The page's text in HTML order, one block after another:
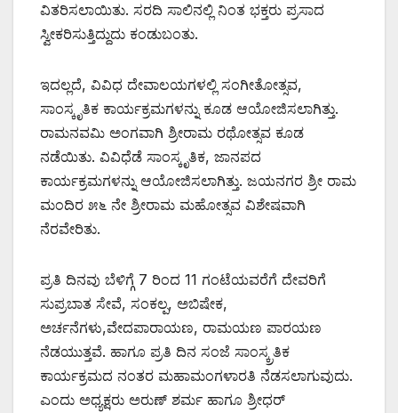
ವಿತರಿಸಲಾಯಿತು. ಸರದಿ ಸಾಲಿನಲ್ಲಿ ನಿಂತ ಭಕ್ತರು ಪ್ರಸಾದ
ಸ್ವೀಕರಿಸುತ್ತಿದ್ದುದು ಕಂಡುಬಂತು.
ಇದಲ್ಲದೆ, ವಿವಿಧ ದೇವಾಲಯಗಳಲ್ಲಿ ಸಂಗೀತೋತ್ಸವ,
ಸಾಂಸ್ಕೃತಿಕ ಕಾರ್ಯಕ್ರಮಗಳನ್ನು ಕೂಡ ಆಯೋಜಿಸಲಾಗಿತ್ತು.
ರಾಮನವಮಿ ಅಂಗವಾಗಿ ಶ್ರೀರಾಮ ರಥೋತ್ಸವ ಕೂಡ
ನಡೆಯಿತು. ವಿವಿಧೆಡೆ ಸಾಂಸ್ಕೃತಿಕ, ಜಾನಪದ
ಕಾರ್ಯಕ್ರಮಗಳನ್ನು ಆಯೋಜಿಸಲಾಗಿತ್ತು. ಜಯನಗರ ಶ್ರೀ ರಾಮ
ಮಂದಿರ ೫೬ ನೇ ಶ್ರೀರಾಮ ಮಹೋತ್ಸವ ವಿಶೇಷವಾಗಿ
ನೆರವೇರಿತು.
ಪ್ರತಿ ದಿನವು ಬೆಳಿಗ್ಗೆ 7 ರಿಂದ 11 ಗಂಟೆಯವರೆಗೆ ದೇವರಿಗೆ
ಸುಪ್ರಬಾತ ಸೇವೆ, ಸಂಕಲ್ಪ, ಅಬಿಷೇಕ,
ಅರ್ಚನೆಗಳು,ವೇದಪಾರಾಯಣ, ರಾಮಯಣ ಪಾರಯಣ
ನೆಡಯುತ್ತವೆ. ಹಾಗೂ ಪ್ರತಿ ದಿನ ಸಂಜೆ ಸಾಂಸ್ಕ್ರತಿಕ
ಕಾರ್ಯಕ್ರಮದ ನಂತರ ಮಹಾಮಂಗಳಾರತಿ ನೆಡಸಲಾಗುವುದು.
ಎಂದು ಅಧ್ಯಕ್ಷರು ಅರುಣ್ ಶರ್ಮ ಹಾಗೂ ಶ್ರೀಧರ್